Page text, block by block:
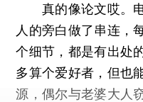
真的像论文哎。电
人的旁白做了串连，
个细节，都是有出处
多算个爱好者，但也
源，偶尔与老婆大人